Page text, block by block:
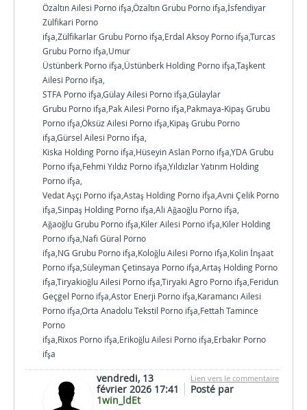
Özaltın Ailesi Porno ifşa,Özaltın Grubu Porno ifşa,İsfendiyar
Zülfikari Porno
ifşa,Zülfikarlar Grubu Porno ifşa,Erdal Aksoy Porno ifşa,Turcas
Grubu Porno ifşa,Umur
Üstünberk Porno ifşa,Üstünberk Holding Porno ifşa,Taşkent
Ailesi Porno ifşa,
STFA Porno ifşa,Gülay Ailesi Porno ifşa,Gülaylar
Grubu Porno ifşa,Pak Ailesi Porno ifşa,Pakmaya-Kipaş Grubu
Porno ifşa,Öksüz Ailesi Porno ifşa,Kipaş Grubu Porno
ifşa,Gürsel Ailesi Porno ifşa,
Kiska Holding Porno ifşa,Hüseyin Aslan Porno ifşa,YDA Grubu
Porno ifşa,Fehmi Yıldız Porno ifşa,Yıldızlar Yatırım Holding
Porno ifşa,
Vedat Aşçı Porno ifşa,Astaş Holding Porno ifşa,Avni Çelik Porno
ifşa,Sinpaş Holding Porno ifşa,Ali Ağaoğlu Porno ifşa,
Ağaoğlu Grubu Porno ifşa,Kiler Ailesi Porno ifşa,Kiler Holding
Porno ifşa,Nafi Güral Porno
ifşa,NG Grubu Porno ifşa,Koloğlu Ailesi Porno ifşa,Kolin İnşaat
Porno ifşa,Süleyman Çetinsaya Porno ifşa,Artaş Holding Porno
ifşa,Tiryakioğlu Ailesi Porno ifşa,Tiryaki Agro Porno ifşa,Feridun
Geçgel Porno ifşa,Astor Enerji Porno ifşa,Karamancı Ailesi
Porno ifşa,Orta Anadolu Tekstil Porno ifşa,Fettah Tamince
Porno
ifşa,Rixos Porno ifşa,Erikoğlu Ailesi Porno ifşa,Erbakır Porno
ifşa
Lien vers le commentaire
vendredi, 13
février 2026 17:41
Posté par
1win_ldEt